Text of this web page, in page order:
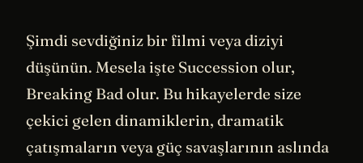
Şimdi sevdiğiniz bir filmi veya diziyi
düşünün. Mesela işte Succession olur,
Breaking Bad olur. Bu hikayelerde size
çekici gelen dinamiklerin, dramatik
çatışmaların veya güç savaşlarının aslında